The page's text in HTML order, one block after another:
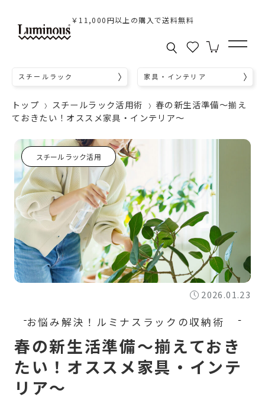
￥11,000円以上の購入で送料無料
スチールラック 家具・インテリア
トップ スチールラック活用術
春の新生活準備～揃え
ておきたい！オススメ家具・インテリア～
スチールラック活用
2026.01.23
春の新生活準備～揃えておき
たい！オススメ家具・インテ
リア～